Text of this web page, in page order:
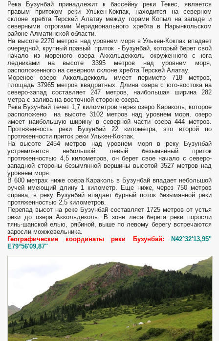
Река Бузунбай принадлежит к бассейну реки Текес, является
правым притоком реки Улькен-Кокпак, находится на северном
склоне хребта Терскей Алатау между горами Копыл на западе и
северными отрогами Меридионального хребта в Нарынкольском
районе Алматинской области.
На высоте 2270 метров над уровнем моря в Улькен-Кокпак впадает
очередной, крупный правый приток - Бузунбай, который берет свой
начало из мореного озера Аккольдекколь окруженного с юга
ледниками на высоте 3395 метров над уровнем моря,
расположенного на северном склоне хребта Терскей Алатау.
Мореное озеро Аккольдекколь имеет периметр 718 метров,
площадь 37965 метров квадратных. Длина озера с юго-востока на
северо-запад составляет 247 метров, наибольшая ширина 282
метра с залива на восточной стороне озера.
Река Бузунбай течет 1,7 километров через озеро Караколь, которое
расположено на высоте 3102 метров над уровнем моря, озеро
имеет наибольшую ширину в северной части озера 444 метров.
Протяженность реки Бузунбай 22 километра, это второй по
протяженности приток реки Улькен-Кокпак.
На высоте 2454 метров над уровнем моря в реку Бузунбай
устремляется небольшой левый безымянный приток
протяженностью 4,5 километров, он берет свое начало с северо-
западной стороны безымянной вершины высотой 3527 метров над
уровнем моря.
В 600 метрах ниже озера Караколь в Бузунбай впадает небольшой
ручей имеющий длину 1 километр. Еще ниже, через 750 метров
справа, в реку Бузунбай впадает бурный поток безымянной реки
протяженностью 2,5 километров.
Перепад высот на реке Бузунбай составляет 1725 метров от устья
реки до озера Аккольдеколь. В зоне леса берега реки поросли
тянь-шанской елью, рябиной, выше по левому берегу встречаются
заросли можжевельника.
Географические координаты реки Бузунбай:
N42°32'13,95"
E79°56'09,87"